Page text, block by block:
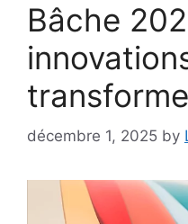
Bâche
décembre 1, 2025 by